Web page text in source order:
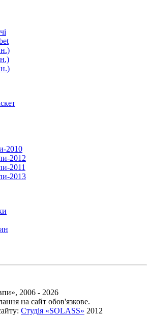
2010
2012
2011
2013
2006 - 2026
на сайт обов'язкове.
Студія «SOLASS» 2012